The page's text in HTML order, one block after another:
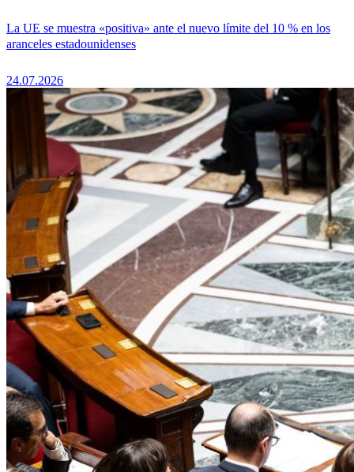
La UE se muestra «positiva» ante el nuevo límite del 10 % en los
aranceles estadounidenses
24.07.2026